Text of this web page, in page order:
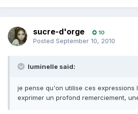
sucre-d'orge 10
Posted September 10, 2010
luminelle said:
je pense qu'on utilise ces expressions
exprimer un profond remerciement,